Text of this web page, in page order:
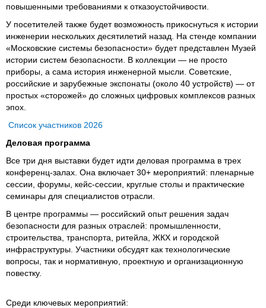
повышенными требованиями к отказоустойчивости.
У посетителей также будет возможность прикоснуться к истории
инженерии нескольких десятилетий назад. На стенде компании
«Московские системы безопасности» будет представлен Музей
истории систем безопасности. В коллекции — не просто
приборы, а сама история инженерной мысли. Советские,
российские и зарубежные экспонаты (около 40 устройств) — от
простых «сторожей» до сложных цифровых комплексов разных
эпох.
Список участников 2026
Деловая программа
Все три дня выставки будет идти деловая программа в трех
конференц-залах. Она включает 30+ мероприятий: пленарные
сессии, форумы, кейс-сессии, круглые столы и практические
семинары для специалистов отрасли.
В центре программы — российский опыт решения задач
безопасности для разных отраслей: промышленности,
строительства, транспорта, ритейла, ЖКХ и городской
инфраструктуры. Участники обсудят как технологические
вопросы, так и нормативную, проектную и организационную
повестку.
Среди ключевых мероприятий: